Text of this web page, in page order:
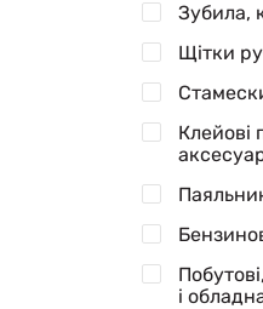
Зубила,
Щітки
Клейові
і